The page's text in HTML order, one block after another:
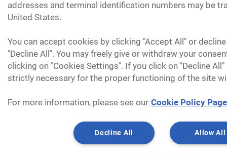
addresses and terminal identification numbers may be
United States.
You can accept cookies by clicking "Accept All" or
"Decline All". You may freely give or withdraw your
clicking on "Cookies Settings". If you click on "Decline
strictly necessary for the proper functioning of the site
For more information, please see our Cookie Policy Page
Allow All
Decline All